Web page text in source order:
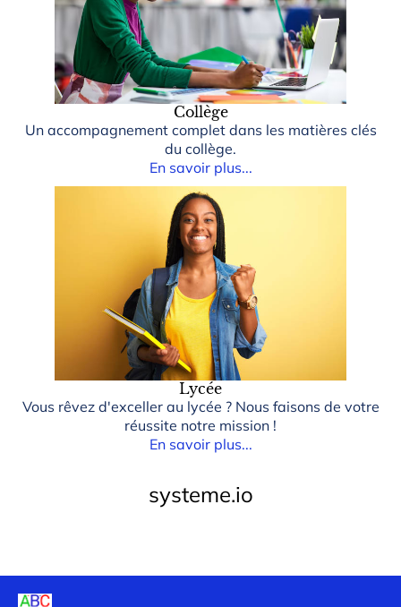
Collège
Un accompagnement complet dans les matières clés
du collège.
En savoir plus...
Lycée
Vous rêvez d'exceller au lycée ? Nous faisons de votre
réussite notre mission !
En savoir plus...
systeme.io